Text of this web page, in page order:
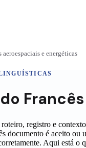
aeroespaciais e energéticas
Francês
roteiro, registro e
documento é aceito ou
Aqui está o